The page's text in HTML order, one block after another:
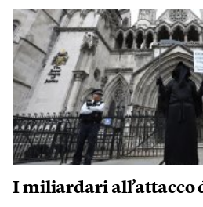
I miliardari